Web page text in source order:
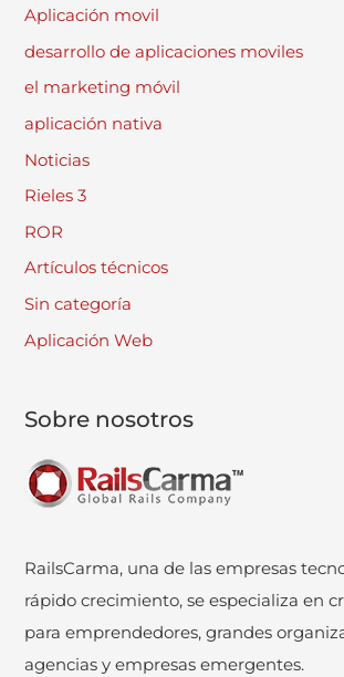
Aplicación movil
desarrollo de aplicaciones moviles
el marketing móvil
aplicación nativa
Noticias
Rieles 3
ROR
Artículos técnicos
Sin categoría
Aplicación Web
Sobre nosotros
RailsCarma, una de las empresas
rápido crecimiento, se especializa en
para emprendedores, grandes
agencias y empresas emergentes.